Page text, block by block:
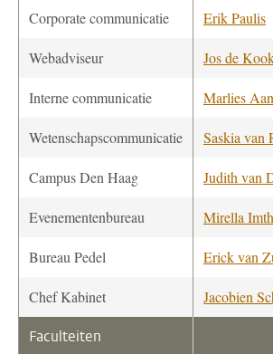
Corporate communicatie Erik Paulis
Webadviseur Jos de
Interne communicatie Marlies
Wetenschapscommunicatie Saskia van
Campus Den Haag Judith van
Evenementenbureau Mirella
Bureau Pedel Erick van
Chef Kabinet Jacobien
Faculteiten